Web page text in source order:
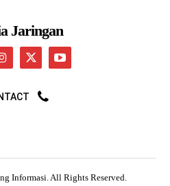
Jaringan
Informasi. All Rights Reserved.